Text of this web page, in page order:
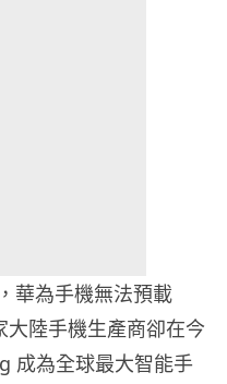
華為手機無法預載
陸手機生產商卻在今
成為全球最大智能手